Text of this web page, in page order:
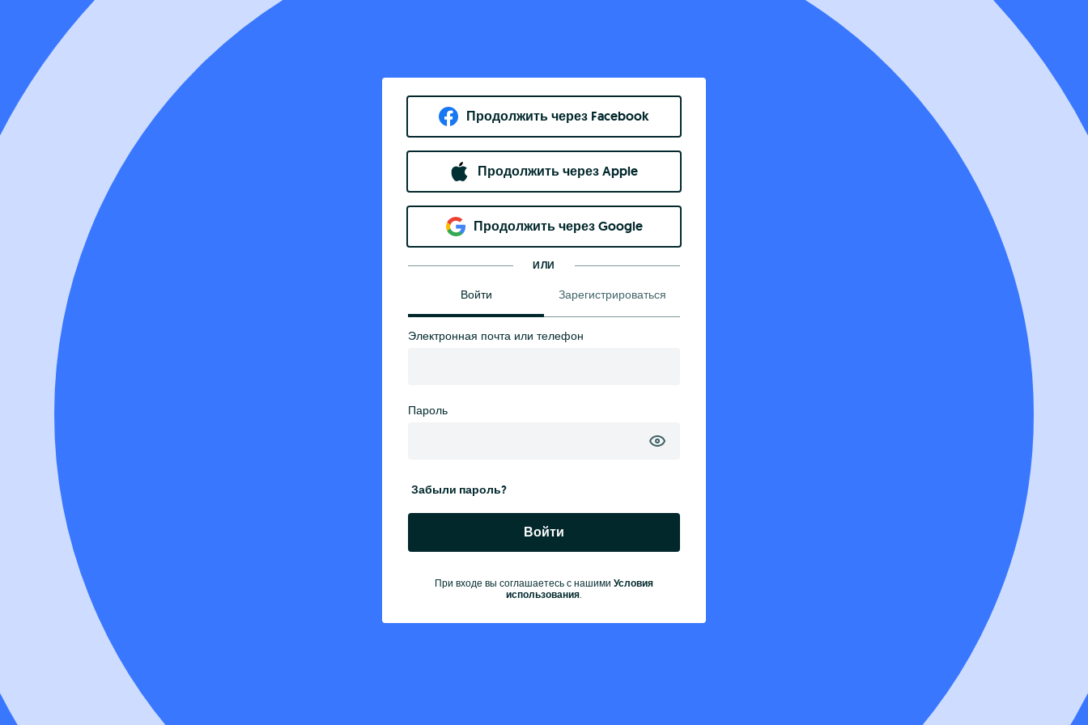
Продолжить через Facebook
Продолжить через Apple
Продолжить через Google
ИЛИ
Войти Зарегистрироваться
Электронная почта или телефон
Пароль
Забыли пароль?
Войти
При входе вы соглашаетесь с нашими Условия
использования.